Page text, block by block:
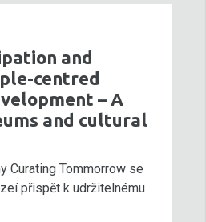
and
centred
– A
and cultural
Curating Tommorrow se
přispět k udržitelnému